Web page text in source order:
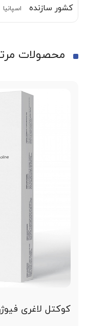
کشور سازنده اسپانیا
محصولات
کوکتل لاغری